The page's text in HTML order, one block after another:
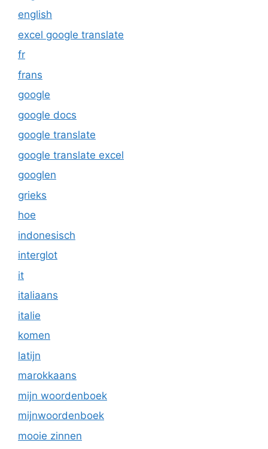
english
excel google translate
fr
frans
google
google docs
google translate
google translate excel
googlen
grieks
hoe
indonesisch
interglot
it
italiaans
italie
komen
latijn
marokkaans
mijn woordenboek
mijnwoordenboek
mooie zinnen